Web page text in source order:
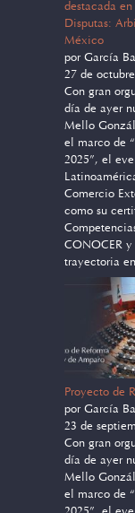
destacada
Disputas:
México
por García
27 de
Con gran
día de ayer
Mello
el marco de
2025”, el
Comercio
como su
CONOCER
trayectoria
Proyecto de
por García
23 de
Con gran
día de ayer
Mello
el marco de